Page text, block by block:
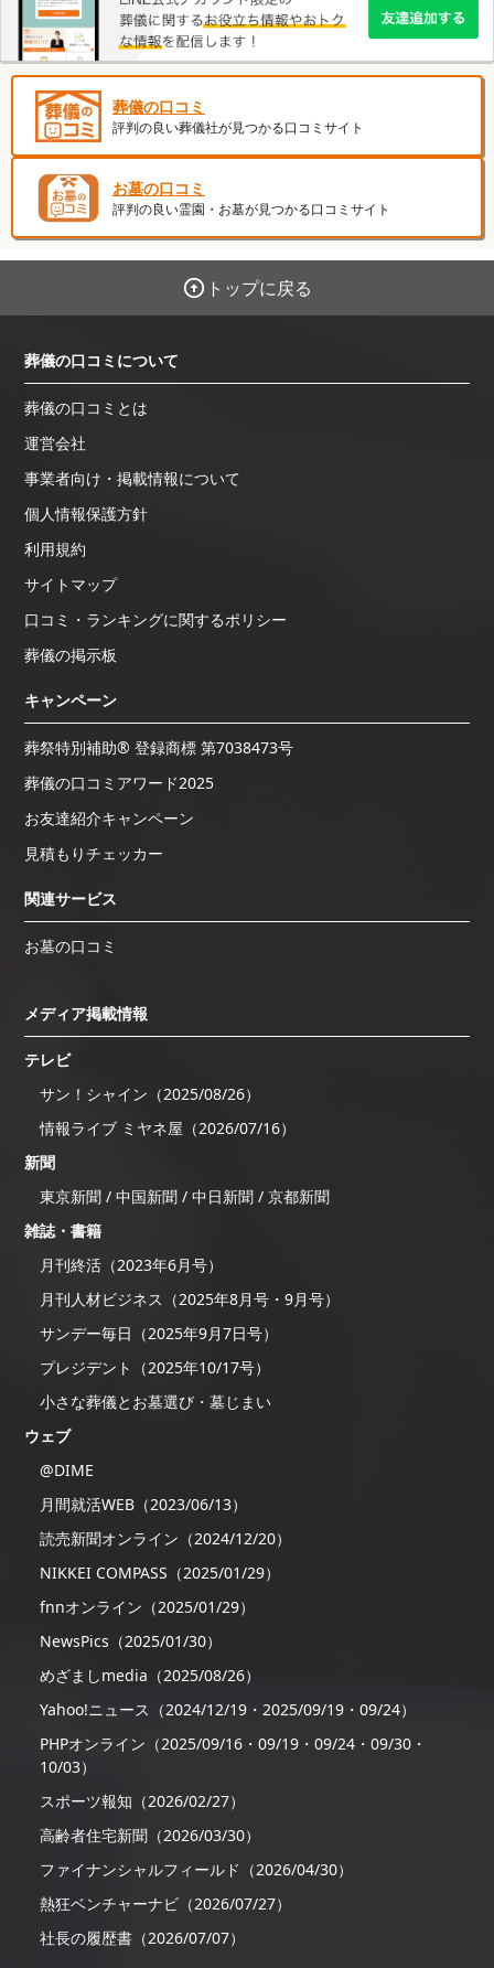
葬儀の口コミ
評判の良い葬儀社が見つかる口コミサイト
お墓の口コミ
評判の良い霊園・お墓が見つかる口コミサイト
トップに戻る
葬儀の口コミについて
葬儀の口コミとは
運営会社
事業者向け・掲載情報について
個人情報保護方針
利用規約
サイトマップ
口コミ・ランキングに関するポリシー
葬儀の掲示板
キャンペーン
葬祭特別補助® 登録商標 第7038473号
葬儀の口コミアワード2025
お友達紹介キャンペーン
見積もりチェッカー
関連サービス
お墓の口コミ
メディア掲載情報
テレビ
サン！シャイン（2025/08/26）
情報ライブ ミヤネ屋（2026/07/16）
新聞
東京新聞 / 中国新聞 / 中日新聞 / 京都新聞
雑誌・書籍
月刊終活（2023年6月号）
月刊人材ビジネス（2025年8月号・9月号）
サンデー毎日（2025年9月7日号）
プレジデント（2025年10/17号）
小さな葬儀とお墓選び・墓じまい
ウェブ
@DIME
月間就活WEB（2023/06/13）
読売新聞オンライン（2024/12/20）
NIKKEI COMPASS（2025/01/29）
fnnオンライン（2025/01/29）
NewsPics（2025/01/30）
めざましmedia（2025/08/26）
Yahoo!ニュース（2024/12/19・2025/09/19・09/24）
PHPオンライン（2025/09/16・09/19・09/24・09/30・
10/03）
スポーツ報知（2026/02/27）
高齢者住宅新聞（2026/03/30）
ファイナンシャルフィールド（2026/04/30）
熱狂ベンチャーナビ（2026/07/27）
社長の履歴書（2026/07/07）